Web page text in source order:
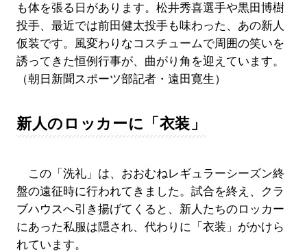
も体を張る日があります。松井秀喜選手や黒田博樹
投手、最近では前田健太投手も味わった、あの新人
仮装です。風変わりなコスチュームで周囲の笑いを
誘ってきた恒例行事が、曲がり角を迎えています。
（朝日新聞スポーツ部記者・遠田寛生）
新人のロッカーに「衣装」
この「洗礼」は、おおむねレギュラーシーズン終
盤の遠征時に行われてきました。試合を終え、クラ
ブハウスへ引き揚げてくると、新人たちのロッカー
にあった私服は隠され、代わりに「衣装」がかけら
れています。